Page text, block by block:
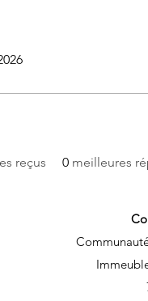
reçus 0 meilleures